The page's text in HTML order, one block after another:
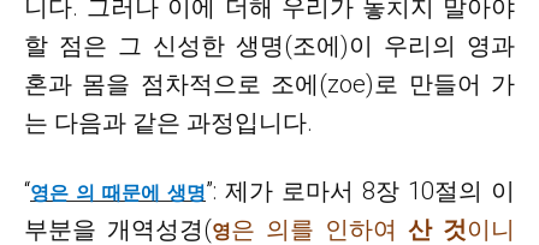
니다. 그러나 이에 더해 우리가 놓치지 말아야
할 점은 그 신성한 생명(조에)이 우리의 영과
혼과 몸을 점차적으로 조에(zoe)로 만들어 가
는 다음과 같은 과정입니다.
“영은 의 때문에 생명”: 제가 로마서 8장 10절의 이
부분을 개역성경(영은 의를 인하여 산 것이니